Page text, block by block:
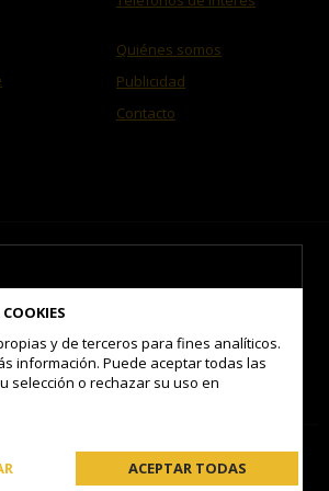
Quiénes somos
Publicidad
Contacto
de uso
Aviso legal Política de Cookies
y de terceros para fines analíticos.
información. Puede aceptar todas las
selección o rechazar su uso en
ACEPTAR TODAS